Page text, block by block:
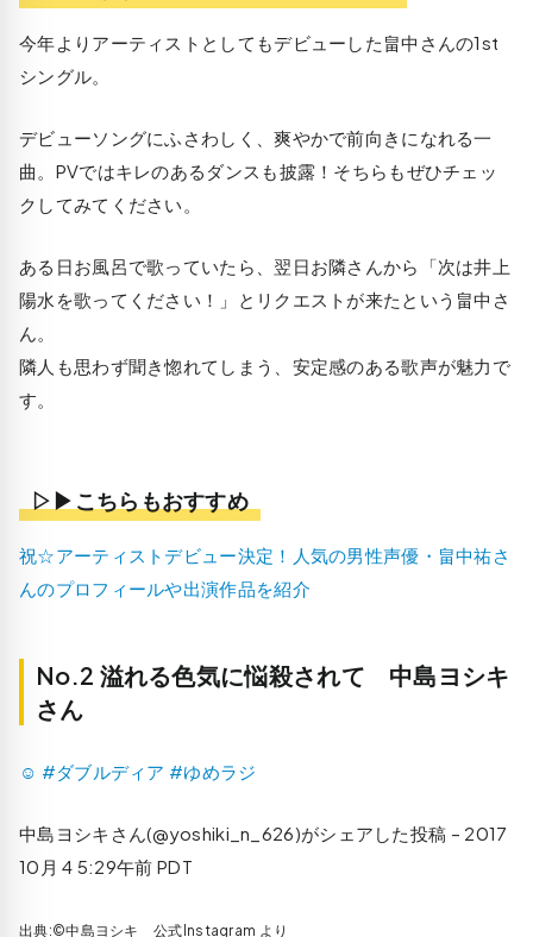
今年よりアーティストとしてもデビューした畠中さんの1st
シングル。
デビューソングにふさわしく、爽やかで前向きになれる一
曲。PVではキレのあるダンスも披露！そちらもぜひチェッ
クしてみてください。
ある日お風呂で歌っていたら、翌日お隣さんから「次は井上
陽水を歌ってください！」とリクエストが来たという畠中さ
ん。
隣人も思わず聞き惚れてしまう、安定感のある歌声が魅力で
す。
▷▶こちらもおすすめ
祝☆アーティストデビュー決定！人気の男性声優・畠中祐さ
んのプロフィールや出演作品を紹介
No.2 溢れる色気に悩殺されて 中島ヨシキ
さん
☺ #ダブルディア #ゆめラジ
中島ヨシキさん(@yoshiki_n_626)がシェアした投稿 – 2017
10月 4 5:29午前 PDT
出典:©中島ヨシキ 公式Instagram より